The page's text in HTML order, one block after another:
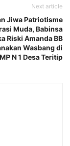
Next article
Jiwa Patriotisme
Muda, Babinsa
Riski Amanda BB
Wasbang di
N 1 Desa Teritip